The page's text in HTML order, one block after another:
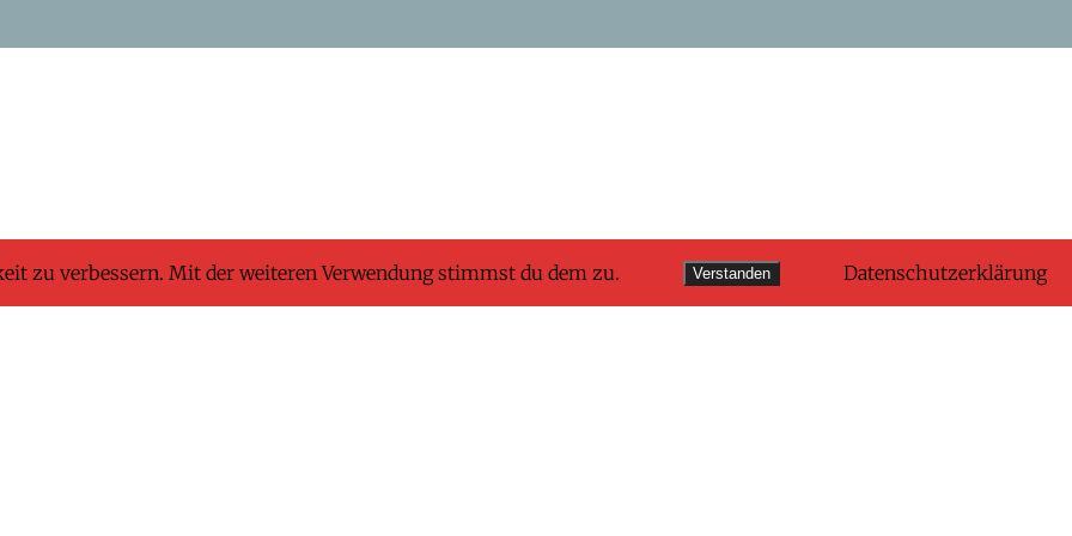
zu verbessern. Mit der weiteren Verwendung stimmst du dem zu. Verstanden Datenschutzerklärung